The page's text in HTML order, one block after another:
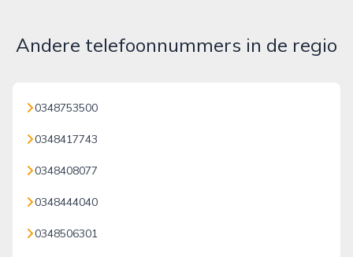
Andere telefoonnummers in de regio
0348753500
0348417743
0348408077
0348444040
0348506301